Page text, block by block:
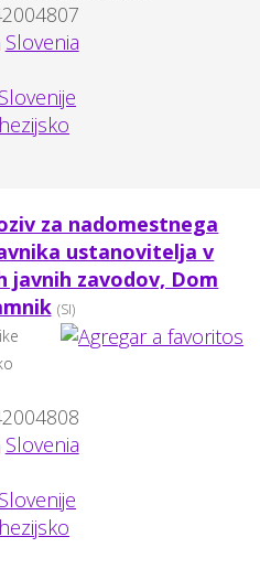
Slovenia
za nadomestnega
ustanovitelja v
javnih zavodov, Dom
(SI)
Slovenia